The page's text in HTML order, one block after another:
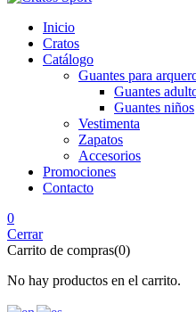
Inicio
Cratos
Catálogo
Guantes para
Guantes
Guantes niños
Vestimenta
Zapatos
Accesorios
Promociones
Contacto
0
Cerrar
Carrito de compras(0)
No hay productos en el carrito.